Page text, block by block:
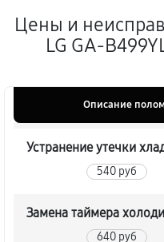
Цены и
LG GA-
Описание
Устранение утечки
540 руб
Замена таймера
640 руб